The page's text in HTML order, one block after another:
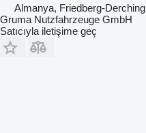
Almanya, Friedberg-Derching
Gruma Nutzfahrzeuge GmbH
Satıcıyla iletişime geç